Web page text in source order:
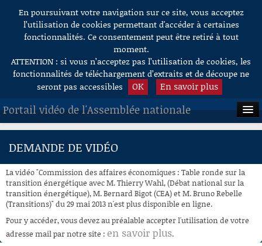
Aller au contenu
En poursuivant votre navigation sur ce site, vous acceptez
l’utilisation de cookies permettant d'accéder à certaines
fonctionnalités. Ce consentement peut être retiré à tout
moment.
ATTENTION : si vous n’acceptez pas l’utilisation de cookies, les
fonctionnalités de téléchargement d’extraits et de découpe ne
seront pas accessibles
OK En savoir plus
Portail vidéo de l'Assemblée nationale
ACCUEIL
À LA DEMANDE
RECHERCHE
AIDE À LA DÉCOUPE
DE VIDÉOS
DEMANDE DE VIDÉO
La vidéo "Commission des affaires économiques : Table ronde sur la
transition énergétique avec M. Thierry Wahl, (Débat national sur la
transition énergétique), M. Bernard Bigot (CEA) et M. Bruno Rebelle
(Transitions)" du 29 mai 2013 n'est plus disponible en ligne.
Pour y accéder, vous devez au préalable accepter l'utilisation de votre
adresse mail par notre site : en savoir plus.